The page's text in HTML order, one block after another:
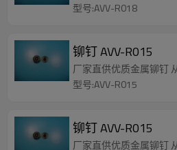
型号:AVV-R018
铆钉 AVV-R015
厂家直供优质金属铆钉
型号:AVV-R015
铆钉 AVV-R015
厂家直供优质金属铆钉